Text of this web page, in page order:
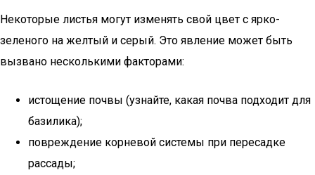
Некоторые листья могут изменять свой цвет с ярко-
зеленого на желтый и серый. Это явление может быть
вызвано несколькими факторами:
истощение почвы (узнайте, какая почва подходит для
базилика);
повреждение корневой системы при пересадке
рассады;